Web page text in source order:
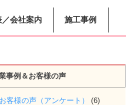
会社案内 施工事例
事例＆お客様の声
客様の声（アンケート）
(6)